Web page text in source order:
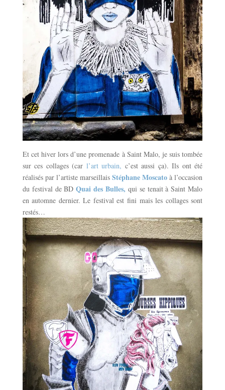
Et cet hiver lors d’une promenade à Saint Malo, je suis tombée
sur ces collages (car l’art urbain, c’est aussi ça). Ils ont été
réalisés par l’artiste marseillaisStéphane Moscato à l’occasion
du festival de BDQuai des Bulles, qui se tenait à Saint Malo
en automne dernier. Le festival est fini mais les collages sont
restés…